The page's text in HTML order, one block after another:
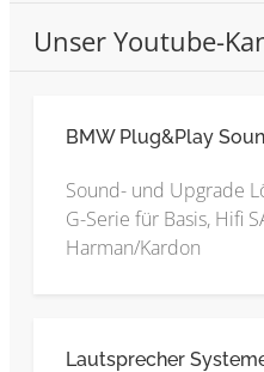
Unser Youtube-
BMW Plug&Play
Sound- und Upgrade
G-Serie für Basis, Hifi
Harman/Kardon
Lautsprecher